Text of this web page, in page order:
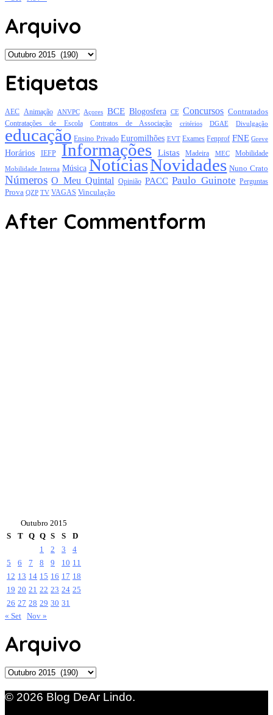
Arquivo
Arquivo
Etiquetas
AEC Animação ANVPC Açores BCE Blogosfera CE Concursos Contratados
Contratações de Escola Contratos de Associação critérios DGAE Divulgação
educação Ensino Privado Euromilhões EVT Exames Fenprof FNE Greve
Horários IEFP Informações Listas Madeira MEC Mobilidade
Mobilidade Interna Música NotíciasNovidades Nuno Crato
Números O Meu Quintal Opinião PACC Paulo Guinote Perguntas
Prova QZP TV VAGAS Vinculação
After Commentform
Outubro 2015
S
T Q Q S S
D
1
2 3
4
5
6 7 8 9 10 11
12 13 14 15 16 17 18
19 20 21 22 23 24 25
26 27 28 29 30 31
« Set Nov »
Arquivo
Arquivo
© 2026 Blog DeAr Lindo.